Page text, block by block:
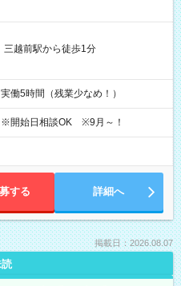
三越前駅から徒歩1分
働5時間（残業少なめ！）
開始日相談OK ※9月～！
する 詳細へ
掲載日：2026.08.07